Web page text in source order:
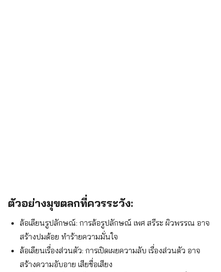
for:
ตัวอย่างมุขตลกที่ควรระวัง:
ล้อเลียนรูปลักษณ์: การล้อรูปลักษณ์ เพศ สรีระ ผิวพรรณ อาจ
สร้างปมด้อย ทำร้ายความมั่นใจ
ล้อเลียนเรื่องส่วนตัว: การเปิดเผยความลับ เรื่องส่วนตัว อาจ
สร้างความอับอาย เสียชื่อเสียง